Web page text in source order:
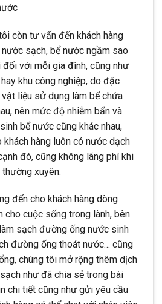
còn tư vấn đến khách hàng
sạch, bể nước ngầm sao
đối với mỗi gia đình, cũng như
khu công nghiệp, do đặc
liệu sử dụng làm bể chứa
nên mức độ nhiễm bẩn và
bể nước cũng khác nhau,
hàng luôn có nước dạch
đó, cũng không lãng phí khi
xuyên.
đến cho khách hàng dòng
cho cuộc sống trong lành, bên
sạch đường ống nước sinh
đường ống thoát nước… cũng
chúng tôi mở rộng thêm dịch
như đã chia sẻ trong bài
chi tiết cũng như gửi yêu cầu